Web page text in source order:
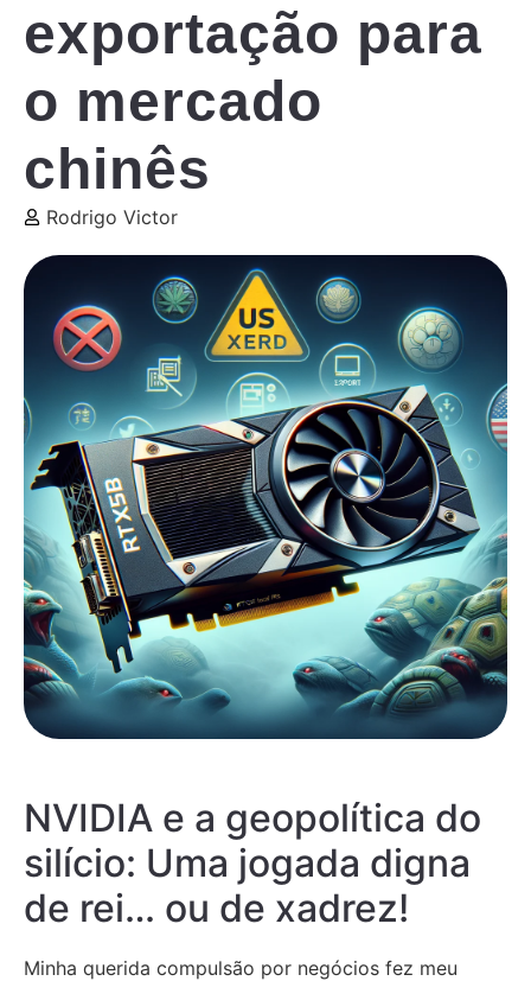
exportação para
o mercado
chinês
Rodrigo Victor
NVIDIA e a geopolítica do
silício: Uma jogada digna
de rei… ou de xadrez!
Minha querida compulsão por negócios fez meu